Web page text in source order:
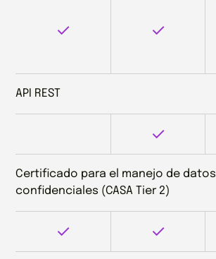
API REST
Certificado para el manejo de datos
confidenciales (CASA Tier 2)